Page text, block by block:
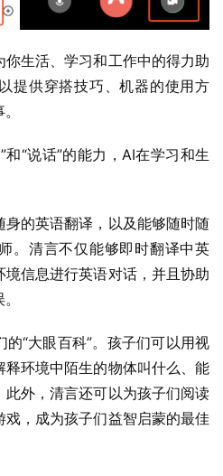
生活、学习和工作中的得力助
提供穿搭技巧、机器的使用方
“说话”的能力，AI在学习和生
的英语翻译，以及能够随时随
。清言不仅能够即时翻译中英
信息进行英语对话，并且协助
“大眼百科”。孩子们可以用视
环境中陌生的物体叫什么、能
外，清言还可以为孩子们阅读
，成为孩子们益智启蒙的最佳